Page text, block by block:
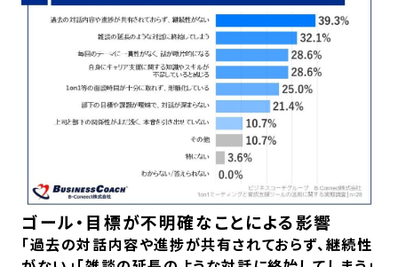
ゴール・目標が不明確なことによる影響
「過去の対話内容や進捗が共有されておらず、継続性